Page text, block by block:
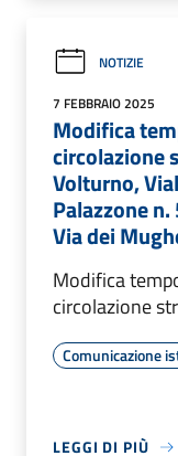
NOTIZIE
7 FEBBRAIO 2025
Modifica
circolazione
Volturno,
Palazzone
Via dei
Modifica
circolazione
Comunicazione
LEGGI DI PIÙ